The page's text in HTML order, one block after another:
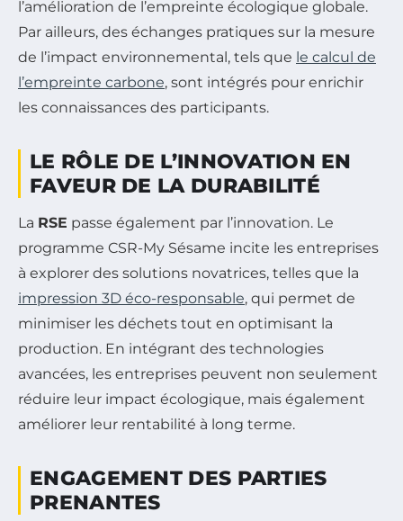
l’amélioration de l’empreinte écologique globale.
Par ailleurs, des échanges pratiques sur la mesure
de l’impact environnemental, tels que le calcul de
l’empreinte carbone, sont intégrés pour enrichir
les connaissances des participants.
LE RÔLE DE L’INNOVATION EN
FAVEUR DE LA DURABILITÉ
La RSE passe également par l’innovation. Le
programme CSR-My Sésame incite les entreprises
à explorer des solutions novatrices, telles que la
impression 3D éco-responsable, qui permet de
minimiser les déchets tout en optimisant la
production. En intégrant des technologies
avancées, les entreprises peuvent non seulement
réduire leur impact écologique, mais également
améliorer leur rentabilité à long terme.
ENGAGEMENT DES PARTIES
PRENANTES